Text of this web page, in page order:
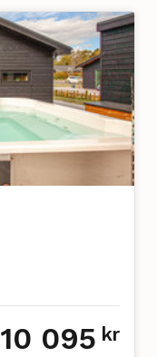
10 095 kr